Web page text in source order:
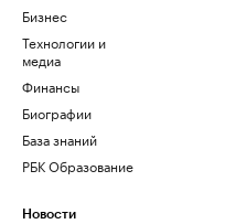
Бизнес
Технологии и
медиа
Финансы
Биографии
База знаний
РБК Образование
Новости